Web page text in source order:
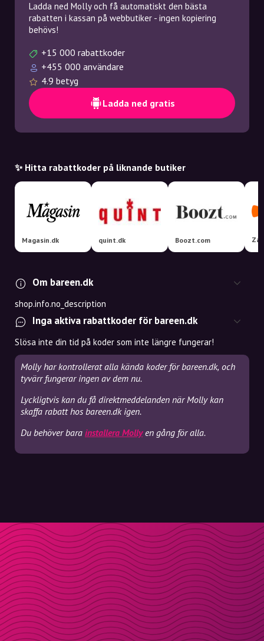
Ladda ned Molly och få automatiskt den bästa
rabatten i kassan på webbutiker - ingen kopiering
behövs!
+15 000 rabattkoder
+455 000 användare
4.9 betyg
Ladda ned gratis
✨ Hitta rabattkoder på liknande butiker
Magasin.dk quint.dk Boozt.com
Om bareen.dk
shop.info.no_description
Inga aktiva rabattkoder för bareen.dk
Slösa inte din tid på koder som inte längre fungerar!
Molly har kontrollerat alla kända koder för bareen.dk, och
tyvärr fungerar ingen av dem nu.
Lyckligtvis kan du få direktmeddelanden när Molly kan
skaffa rabatt hos bareen.dk igen.
Du behöver bara installera Mollyen gång för alla.